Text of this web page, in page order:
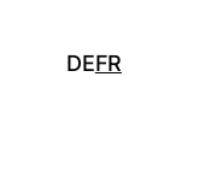
DEFR